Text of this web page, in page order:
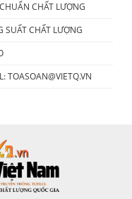
CHẤT LƯỢNG
SUẤT CHẤT LƯỢNG
TOASOAN@VIETQ.VN